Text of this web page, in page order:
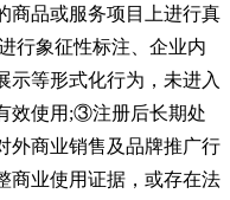
商品或服务项目上进行真
行象征性标注、企业内
示等形式化行为，未进入
效使用;③注册后长期处
外商业销售及品牌推广行
商业使用证据，或存在法